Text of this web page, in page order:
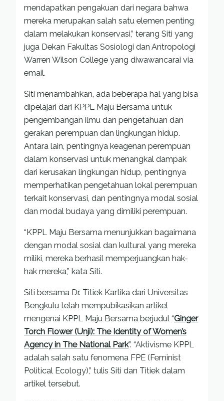
mendapatkan pengakuan dari negara bahwa
mereka merupakan salah satu elemen penting
dalam melakukan konservasi,” terang Siti yang
juga Dekan Fakultas Sosiologi dan Antropologi
Warren Wilson College yang diwawancarai via
email.
Siti menambahkan, ada beberapa hal yang bisa
dipelajari dari KPPL Maju Bersama untuk
pengembangan ilmu dan pengetahuan dan
gerakan perempuan dan lingkungan hidup.
Antara lain, pentingnya keagenan perempuan
dalam konservasi untuk menangkal dampak
dari kerusakan lingkungan hidup, pentingnya
memperhatikan pengetahuan lokal perempuan
terkait konservasi, dan pentingnya modal sosial
dan modal budaya yang dimiliki perempuan.
“KPPL Maju Bersama menunjukkan bagaimana
dengan modal sosial dan kultural yang mereka
miliki, mereka berhasil memperjuangkan hak-
hak mereka,” kata Siti.
Siti bersama Dr. Titiek Kartika dari Universitas
Bengkulu telah mempubikasikan artikel
mengenai KPPL Maju Bersama berjudul “Ginger
Torch Flower (Unji): The Identity of Women’s
Agency in The National Park”. “Aktivisme KPPL
adalah salah satu fenomena FPE (Feminist
Political Ecology),” tulis Siti dan Titiek dalam
artikel tersebut.